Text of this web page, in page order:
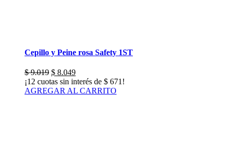
Cepillo y Peine rosa Safety 1ST
$9.019 El
precio
original
$ 8.049El
precio
actual
¡12 cuotas sin interés de $ 671 !
AGREGAR AL CARRITO